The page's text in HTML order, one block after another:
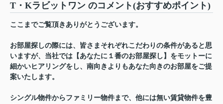
T・Kラビットワン のコメント(おすすめポイント)
ここまでご覧頂きありがとうございます。
お部屋探しの際には、皆さまそれぞれこだわりの条件があると思
いますが、当社では【あなたに１番のお部屋探し】をモットーに
細かいヒアリングをし、南向きよりもあなた向きのお部屋をご提
案いたします。
シングル物件からファミリー物件まで、他には無い賃貸物件を豊